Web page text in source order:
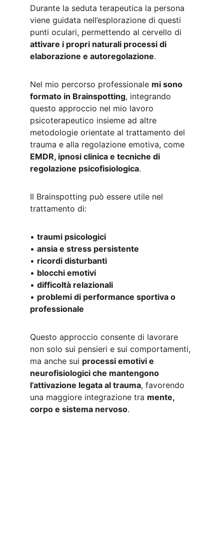
Durante la seduta terapeutica la persona
viene guidata nell’esplorazione di questi
punti oculari, permettendo al cervello di
attivare i propri naturali processi di
elaborazione e autoregolazione.
Nel mio percorso professionale mi sono
formato in Brainspotting, integrando
questo approccio nel mio lavoro
psicoterapeutico insieme ad altre
metodologie orientate al trattamento del
trauma e alla regolazione emotiva, come
EMDR, ipnosi clinica e tecniche di
regolazione psicofisiologica.
Il Brainspotting può essere utile nel
trattamento di:
• traumi psicologici
• ansia e stress persistente
• ricordi disturbanti
• blocchi emotivi
• difficoltà relazionali
• problemi di performance sportiva o
professionale
Questo approccio consente di lavorare
non solo sui pensieri e sui comportamenti,
ma anche sui processi emotivi e
neurofisiologici che mantengono
l’attivazione legata al trauma, favorendo
una maggiore integrazione tra mente,
corpo e sistema nervoso.